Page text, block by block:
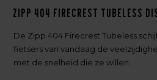
Zipp 404 Firecrest Tubeless
De Zipp 404 Firecrest Tubeless
fietsers van vandaag de
met de snelheid die ze willen.